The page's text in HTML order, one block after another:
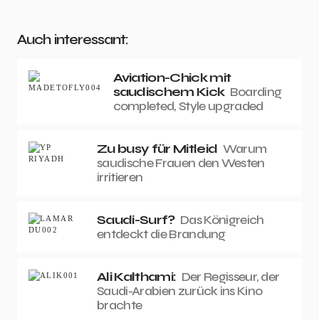
Auch interessant:
Aviation-Chick mit
saudischem Kick Boarding
completed, Style upgraded
Zu busy für Mitleid Warum
saudische Frauen den Westen
irritieren
Saudi-Surf? Das Königreich
entdeckt die Brandung
Ali Kalthami: Der Regisseur, der
Saudi-Arabien zurück ins Kino
brachte